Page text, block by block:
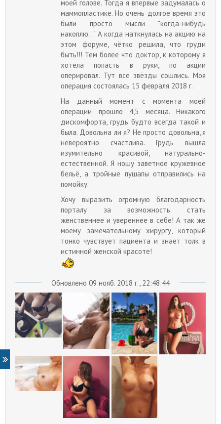
моей голове. Тогда я впервые задумалась о
маммопластике. Но очень долгое время это
были просто мысли "когда-нибудь
накоплю..." А когда наткнулась на акцию на
этом форуме, чётко решила, что груди
быть!!! Тем более что доктор, к которому я
хотела попасть в руки, по акции
оперировал. Тут все звёзды сошлись. Моя
операция состоялась 15 февраля 2018 г.
На данный момент с момента моей
операции прошло 4,5 месяца. Никакого
дискомфорта, грудь будто всегда такой и
была. Довольна ли я? Не просто довольна, я
невероятно счастлива. Грудь вышла
изумительно красивой, натурально-
естественной. Я ношу заветное кружевное
бельё, а тройные пушапы отправились на
помойку.
Хочу выразить огромную благодарность
порталу за возможность стать
женственнее и увереннее в себе! А так же
моему замечательному хирургу, который
тонко чувствует пациента и знает толк в
истинной женской красоте!
Обновлено 09 нояб. 2018 г., 22:48:44